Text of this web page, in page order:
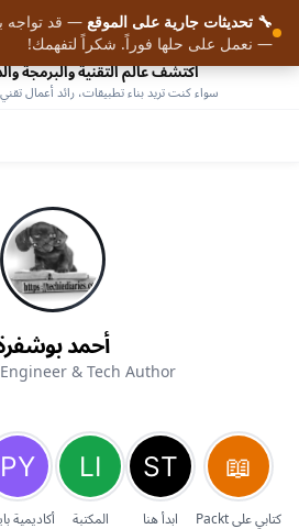
اكتشف عالم التقنية والبرمجة
سواء كنت تريد بناء تطبيقات، رائد أعمال
تفعيل الجرس أو
الرئيسية
أحمد
& Tech Author
كتابي على Packt ابدأ هنا المكتبة أكاديمية
🔧 تحديثات جارية على الموقع — قد تواجه
— نعمل على حلها فوراً. شكراً لتفهمك!